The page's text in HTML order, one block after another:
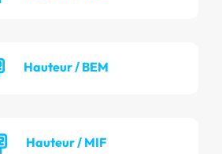
Hauteur / BEM
Hauteur / MIF